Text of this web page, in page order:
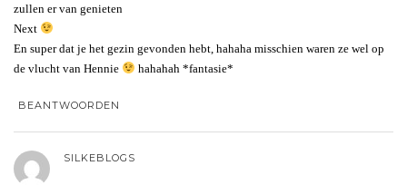
zullen er van genieten
Next
En super dat je het gezin gevonden hebt, hahaha misschien waren ze wel op
de vlucht van Hennie
hahahah *fantasie*
BEANTWOORDEN
SILKEBLOGS